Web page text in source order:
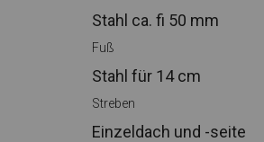
Stahl ca. fi 50 mm
Fuß
Stahl für 14 cm
Streben
Einzeldach und -seite